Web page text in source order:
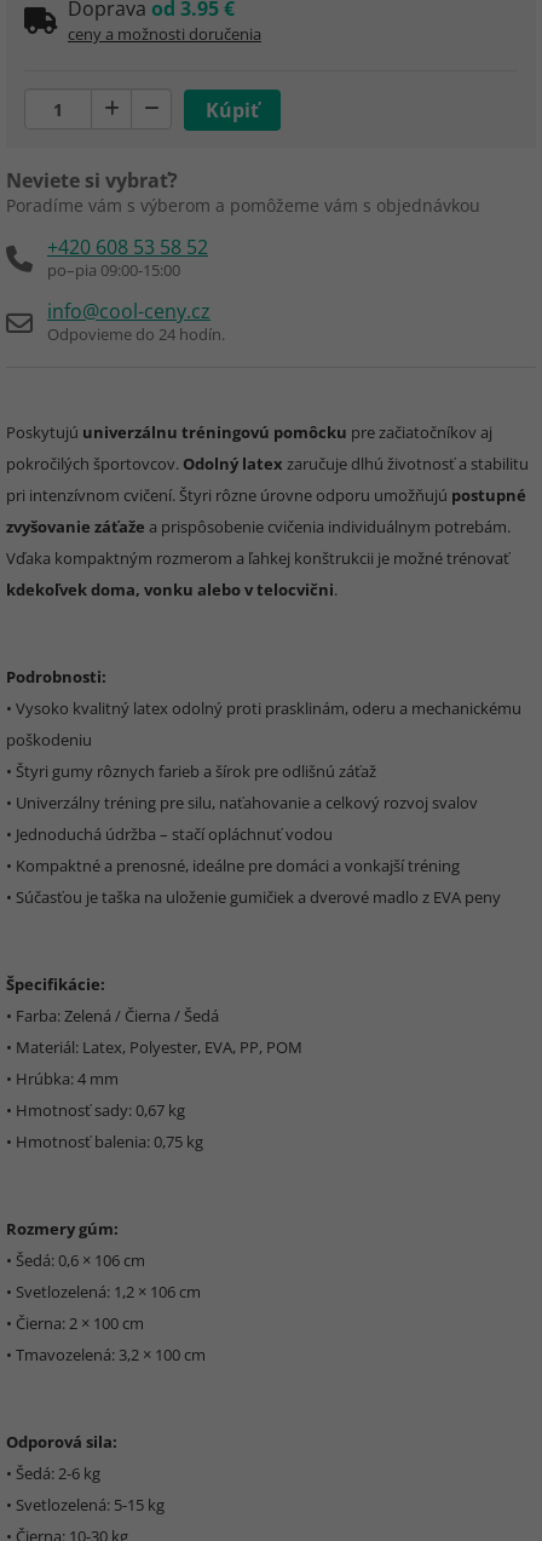
Doprava od 3.95 €
ceny a možnosti doručenia
Neviete si vybrať?
Poradíme vám s výberom a pomôžeme vám s objednávkou
+420 608 53 58 52
po–pia 09:00-15:00
info@cool-ceny.cz
Odpovieme do 24 hodín.
Poskytujú univerzálnu tréningovú pomôcku pre začiatočníkov aj
pokročilých športovcov. Odolný latex zaručuje dlhú životnosť a stabilitu
pri intenzívnom cvičení. Štyri rôzne úrovne odporu umožňujú postupné
zvyšovanie záťaže a prispôsobenie cvičenia individuálnym potrebám.
Vďaka kompaktným rozmerom a ľahkej konštrukcii je možné trénovať
kdekoľvek doma, vonku alebo v telocvični.
Podrobnosti:
• Vysoko kvalitný latex odolný proti prasklinám, oderu a mechanickému
poškodeniu
• Štyri gumy rôznych farieb a šírok pre odlišnú záťaž
• Univerzálny tréning pre silu, naťahovanie a celkový rozvoj svalov
• Jednoduchá údržba – stačí opláchnuť vodou
• Kompaktné a prenosné, ideálne pre domáci a vonkajší tréning
• Súčasťou je taška na uloženie gumičiek a dverové madlo z EVA peny
Špecifikácie:
• Farba: Zelená / Čierna / Šedá
• Materiál: Latex, Polyester, EVA, PP, POM
• Hrúbka: 4 mm
• Hmotnosť sady: 0,67 kg
• Hmotnosť balenia: 0,75 kg
Rozmery gúm:
• Šedá: 0,6 × 106 cm
• Svetlozelená: 1,2 × 106 cm
• Čierna: 2 × 100 cm
• Tmavozelená: 3,2 × 100 cm
Odporová sila:
• Šedá: 2-6 kg
• Svetlozelená: 5-15 kg
• Čierna: 10-30 kg